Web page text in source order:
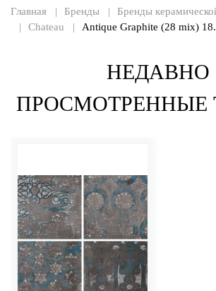
Главная Бренды Бренды
Chateau
Antique Graphite (28 mix)
НЕДАВНО
ПРОСМОТРЕННЫЕ